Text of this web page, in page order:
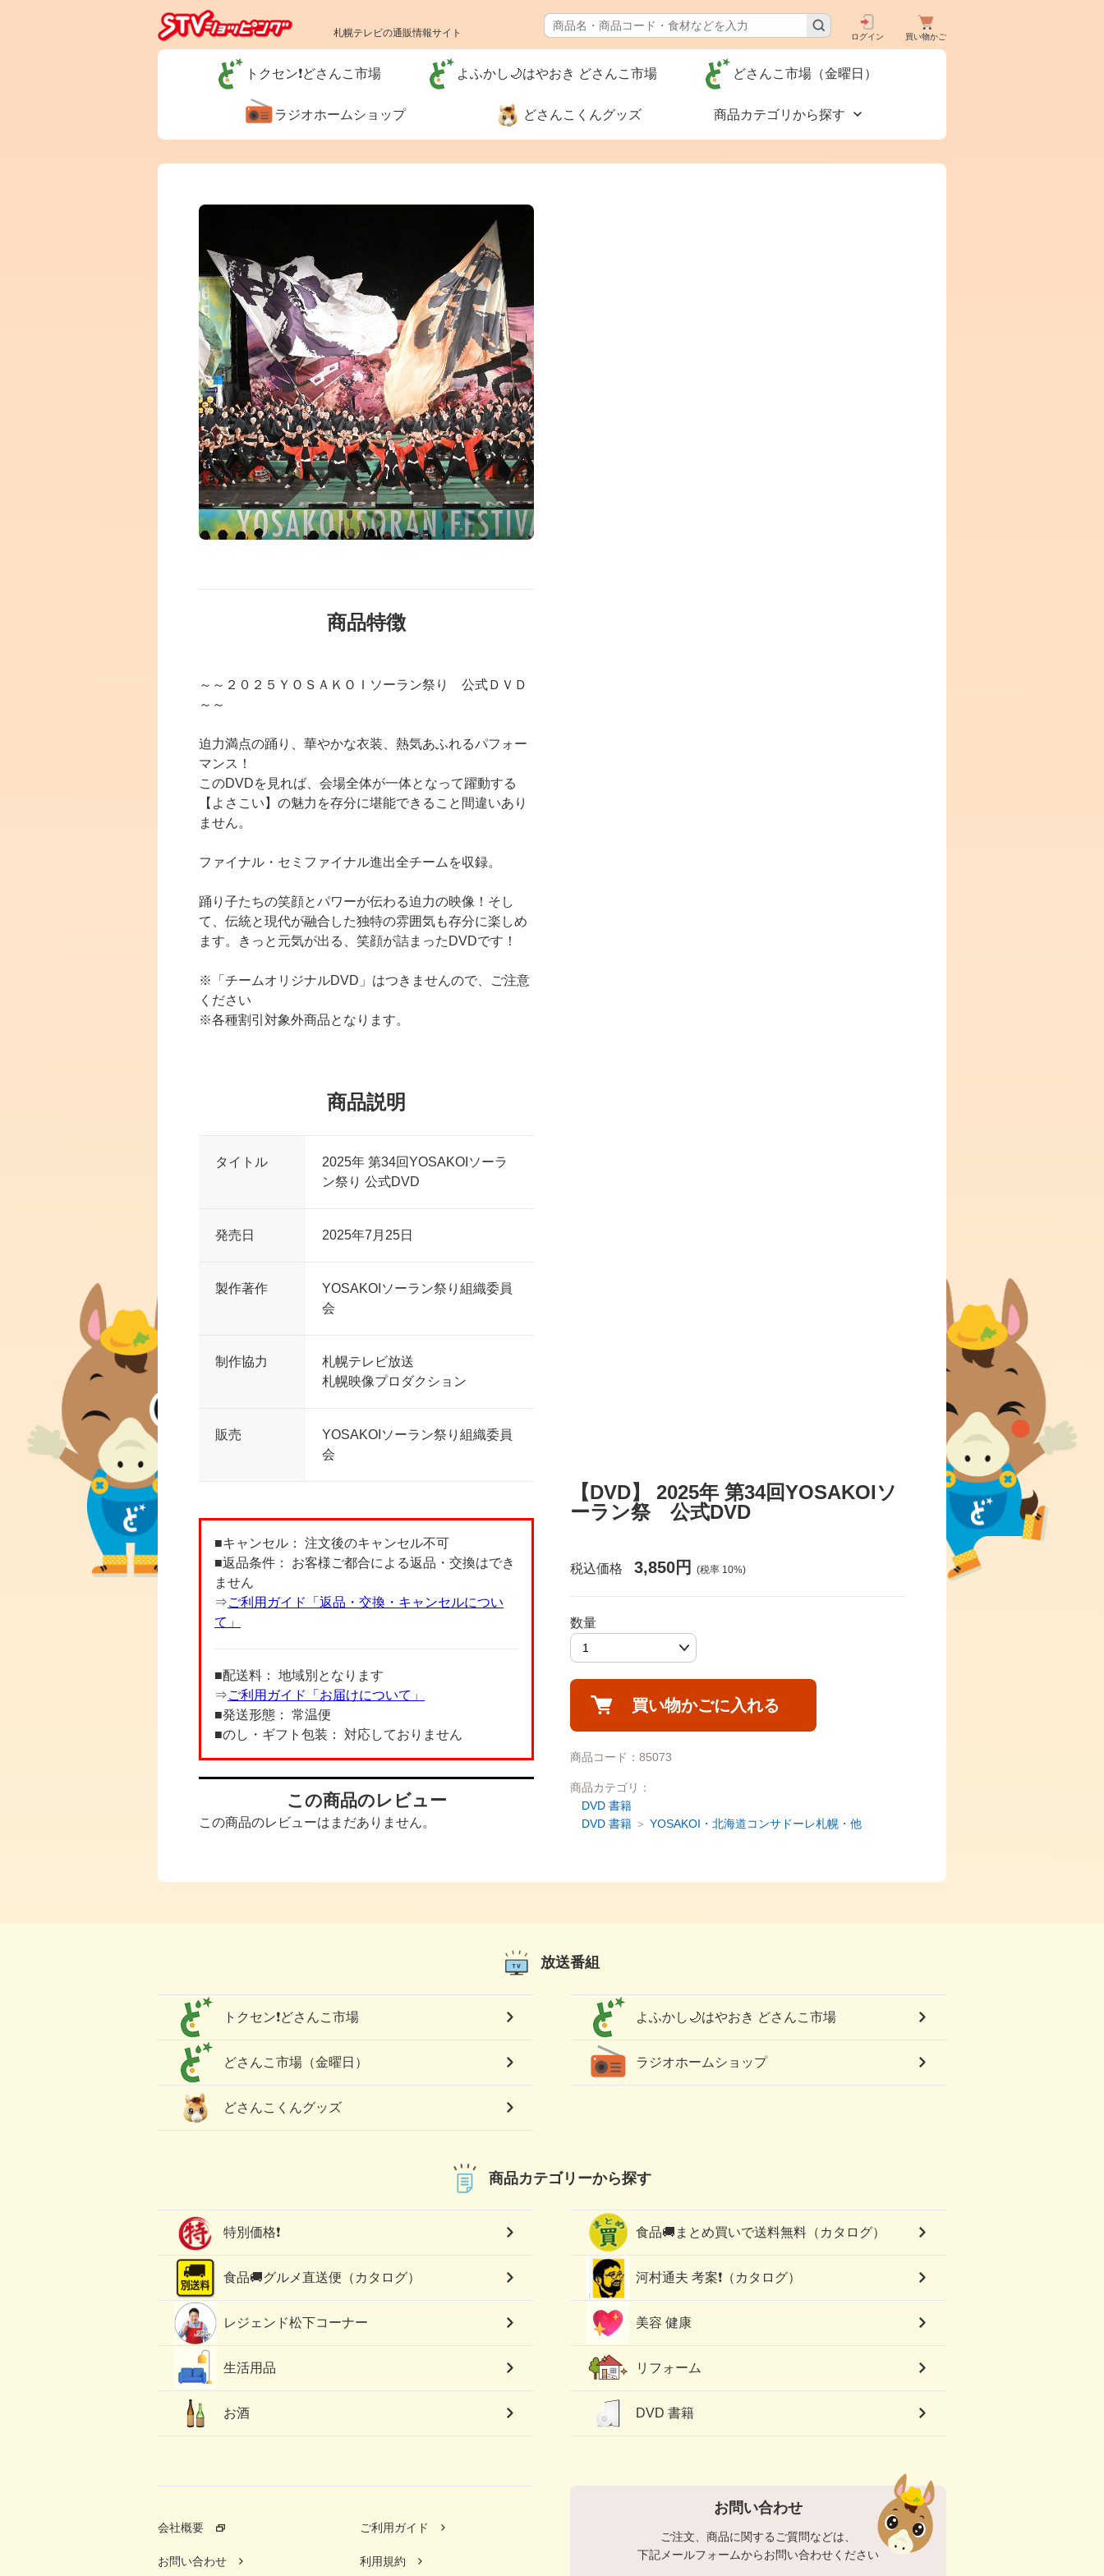
札幌テレビの通販情報サイト ログイン 買い物かご
トクセン❗どさんこ市場 よふかし🌙はやおき どさんこ市場 どさんこ市場（金曜日）
ラジオホームショップ どさんこくんグッズ 商品カテゴリから探す
特別価格❗
河村通夫 考案❗（カタ
ログ）
生活用品
DVD 書籍
商品特徴
～～２０２５ＹＯＳＡＫＯＩソーラン祭り 公式ＤＶＤ
～～
迫力満点の踊り、華やかな衣装、熱気あふれるパフォー
マンス！
このDVDを見れば、会場全体が一体となって躍動する
【よさこい】の魅力を存分に堪能できること間違いあり
ません。
ファイナル・セミファイナル進出全チームを収録。
踊り子たちの笑顔とパワーが伝わる迫力の映像！そし
て、伝統と現代が融合した独特の雰囲気も存分に楽しめ
ます。きっと元気が出る、笑顔が詰まったDVDです！
※「チームオリジナルDVD」はつきませんので、ご注意
ください
※各種割引対象外商品となります。
商品説明
タイトル
2025年 第34回YOSAKOIソーラ
ン祭り 公式DVD
発売日 2025年7月25日
製作著作
YOSAKOIソーラン祭り組織委員
会
制作協力
札幌テレビ放送
札幌映像プロダクション
販売
YOSAKOIソーラン祭り組織委員
会
■キャンセル： 注文後のキャンセル不可
■返品条件： お客様ご都合による返品・交換はでき
ません
⇒ご利用ガイド「返品・交換・キャンセルについ
て」
■配送料： 地域別となります
⇒ご利用ガイド「お届けについて」
■発送形態： 常温便
■のし・ギフト包装： 対応しておりません
この商品のレビュー
この商品のレビューはまだありません。
【DVD】 2025年 第34回YOSAKOIソ
ーラン祭 公式DVD
税込価格 3,850円 (税率 10%)
数量
買い物かごに入れる
商品コード：85073
商品カテゴリ：
DVD 書籍
DVD 書籍
YOSAKOI・北海道コンサドーレ札幌・他
放送番組
トクセン❗どさんこ市場 よふかし🌙はやおき どさんこ市場
どさんこ市場（金曜日） ラジオホームショップ
どさんこくんグッズ
商品カテゴリーから探す
特別価格❗ 食品🚚まとめ買いで送料無料（カタログ）
食品🚚グルメ直送便（カタログ） 河村通夫 考案❗（カタログ）
レジェンド松下コーナー 美容 健康
生活用品 リフォーム
お酒 DVD 書籍
会社概要 ご利用ガイド
お問い合わせ 利用規約
お問い合わせ
ご注文、商品に関するご質問などは、
下記メールフォームからお問い合わせください